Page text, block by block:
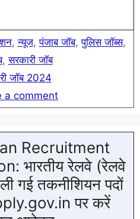
,न्यूज,पंजाब जॉब,पुलिस जॉब्स,
,सरकारी जॉब
जॉब 2024
a comment
Recruitment
भारतीय रेलवे (रेलवे
गई तकनीशियन पदों
पर करें